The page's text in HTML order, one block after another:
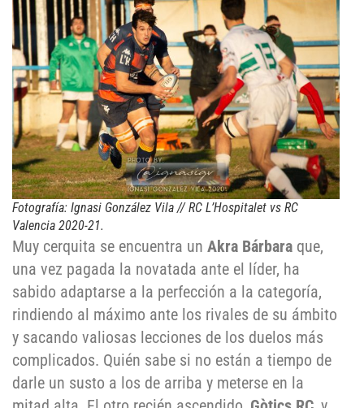
Fotografía: Ignasi González Vila // RC L’Hospitalet vs RC
Valencia 2020-21.
Muy cerquita se encuentra un Akra Bárbara que,
una vez pagada la novatada ante el líder, ha
sabido adaptarse a la perfección a la categoría,
rindiendo al máximo ante los rivales de su ámbito
y sacando valiosas lecciones de los duelos más
complicados. Quién sabe si no están a tiempo de
darle un susto a los de arriba y meterse en la